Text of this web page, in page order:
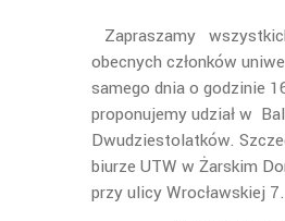
Zapraszamy
obecnych członków
samego dnia o godzinie
proponujemy udział w
Dwudziestolatków.
biurze UTW w Żarskim
przy ulicy Wrocławskiej 7.